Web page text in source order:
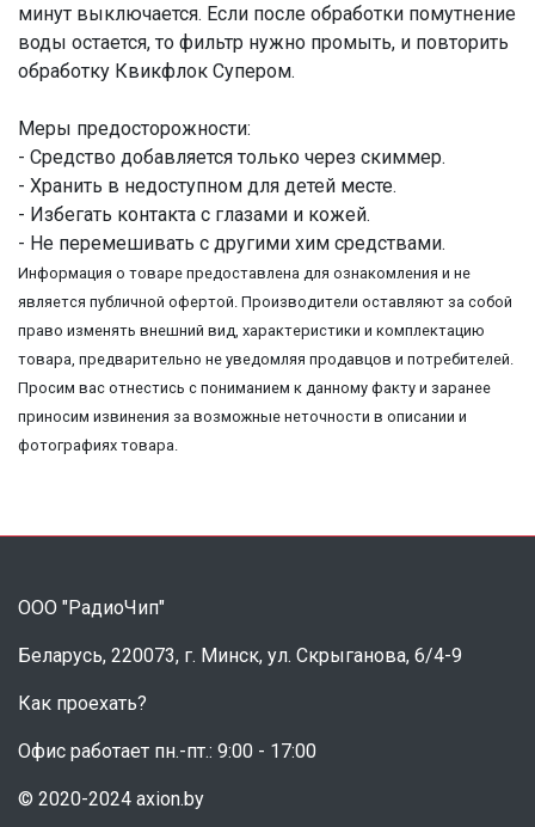
минут выключается. Если после обработки помутнение
воды остается, то фильтр нужно промыть, и повторить
обработку Квикфлок Супером.
Меры предосторожности:
- Средство добавляется только через скиммер.
- Хранить в недоступном для детей месте.
- Избегать контакта с глазами и кожей.
- Не перемешивать с другими хим средствами.
Информация о товаре предоставлена для ознакомления и не
является публичной офертой. Производители оставляют за собой
право изменять внешний вид, характеристики и комплектацию
товара, предварительно не уведомляя продавцов и потребителей.
Просим вас отнестись с пониманием к данному факту и заранее
приносим извинения за возможные неточности в описании и
фотографиях товара.
ООО "РадиоЧип"
Беларусь, 220073, г. Минск, ул. Скрыганова, 6/4-9
Как проехать?
Офис работает пн.-пт.: 9:00 - 17:00
© 2020-2024 axion.by